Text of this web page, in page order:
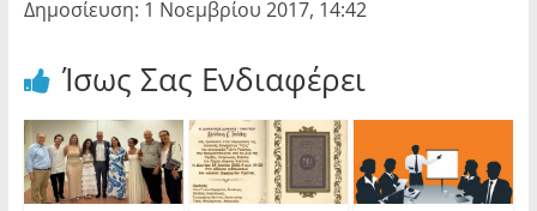
Δημοσίευση: 1 Νοεμβρίου 2017, 14:42
Ίσως Σας Ενδιαφέρει